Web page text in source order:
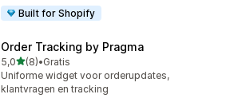
Built for Shopify
Order Tracking by Pragma
5,0van 5 sterren
(8)
8 recensies in totaal
•Gratis
Uniforme widget voor orderupdates,
klantvragen en tracking